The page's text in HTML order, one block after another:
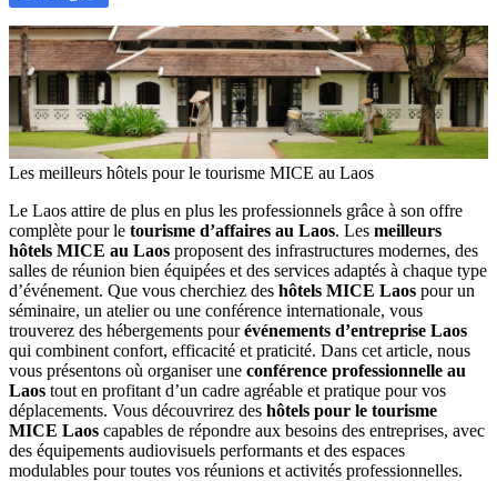
Les meilleurs hôtels pour le tourisme MICE au Laos
Le‎ Laos attire‎ de plus en plus‎ les‎ professionnels grâce‎ à son offre‎
complète pour‎ le tourisme d’affaires au Laos.‎ Les‎ meilleurs
hôtels‎ MICE au Laos‎ proposent‎ des infrastructures‎ modernes, des
salles‎ de réunion‎ bien‎ équipées et‎ des services adaptés à chaque type‎
d’événement.‎ Que vous cherchiez‎ des‎ hôtels‎ MICE‎ Laos pour‎ un
séminaire, un‎ atelier ou une‎ conférence internationale,‎ vous
trouverez‎ des hébergements‎ pourévénements d’entreprise Laos
qui‎ combinent‎‎ confort,‎ efficacité‎ et praticité.‎ Dans‎ cet‎ article, nous
vous‎ présentons‎ où organiser‎ une‎ conférence professionnelle‎ au
Laos tout en profitant‎ d’un cadre agréable‎ et‎ pratique‎ pour‎ vos
déplacements.‎ Vous découvrirez des hôtels‎ pour le‎ tourisme
MICE‎ Laos capables‎ de répondre‎ aux‎ besoins des entreprises,‎ avec‎
des équipements audiovisuels performants‎ et‎ des‎ espaces
modulables‎ pour‎ toutes vos réunions et‎ activités professionnelles.